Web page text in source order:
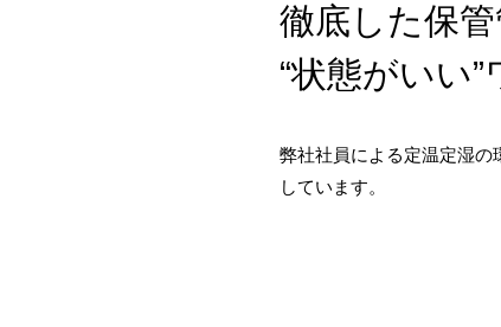
徹底した保
“状態がいい”
弊社社員による定温定湿の
しています。